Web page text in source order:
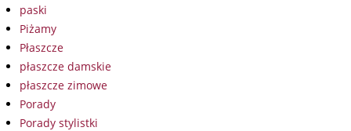
paski
Piżamy
Płaszcze
płaszcze damskie
płaszcze zimowe
Porady
Porady stylistki